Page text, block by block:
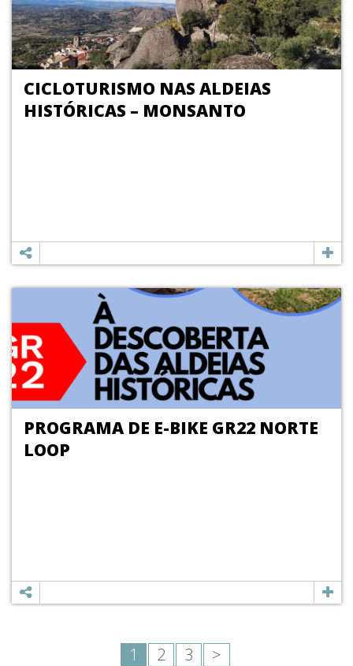
CICLOTURISMO NAS ALDEIAS
HISTÓRICAS – MONSANTO
PROGRAMA DE E-BIKE GR22 NORTE
LOOP
1 2 3 >